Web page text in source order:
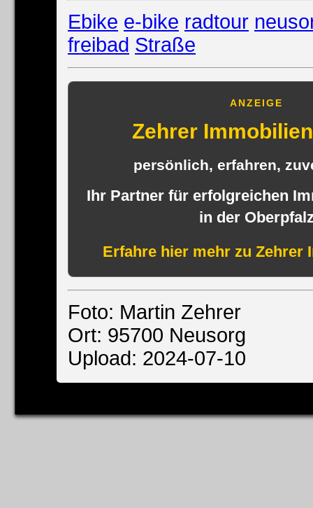
Ebike e-bike radtour
freibad Straße
ANZEIGE
Zehrer
persönlich, erfahren,
Ihr Partner für erfolgreichen
in der
Erfahre hier mehr zu Zehrer
Foto: Martin Zehrer
Ort: 95700 Neusorg
Upload: 2024-07-10